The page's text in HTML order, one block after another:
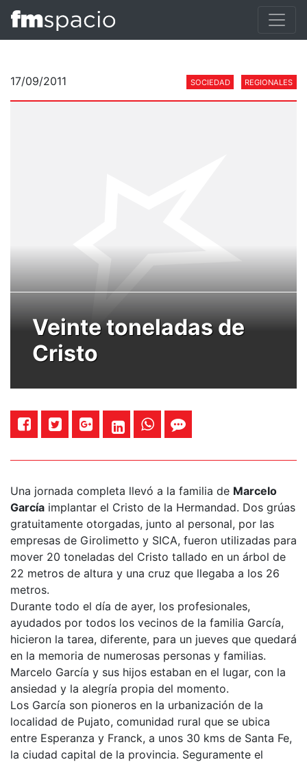
17/09/2011 SOCIEDAD REGIONALES
Veinte toneladas de
Cristo
Una jornada completa llevó a la familia de Marcelo
García implantar el Cristo de la Hermandad. Dos grúas
gratuitamente otorgadas, junto al personal, por las
empresas de Girolimetto y SICA, fueron utilizadas para
mover 20 toneladas del Cristo tallado en un árbol de
22 metros de altura y una cruz que llegaba a los 26
metros.
Durante todo el día de ayer, los profesionales,
ayudados por todos los vecinos de la familia García,
hicieron la tarea, diferente, para un jueves que quedará
en la memoria de numerosas personas y familias.
Marcelo García y sus hijos estaban en el lugar, con la
ansiedad y la alegría propia del momento.
Los García son pioneros en la urbanización de la
localidad de Pujato, comunidad rural que se ubica
entre Esperanza y Franck, a unos 30 kms de Santa Fe,
la ciudad capital de la provincia. Seguramente el